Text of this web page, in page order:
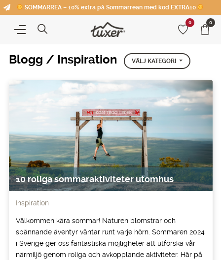
SOMMARREA – 10% extra på Sommarrean med kod EXTRA10
0 0
Blogg / Inspiration VÄLJ KATEGORI
10 roliga sommaraktiviteter utomhus
Inspiration
Välkommen kära sommar! Naturen blomstrar och
spännande äventyr väntar runt varje hörn. Sommaren 2024
i Sverige ger oss fantastiska möjligheter att utforska vår
närmiljö genom roliga och avkopplande aktiviteter. Här på